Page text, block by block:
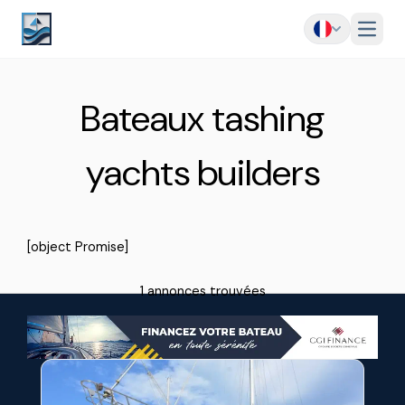
Menu
Bateaux tashing
yachts builders
[object Promise]
1 annonces trouvées